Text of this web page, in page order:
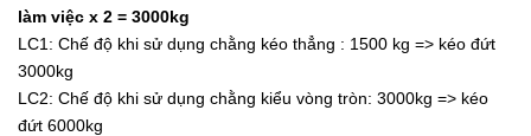
làm việc x 2 = 3000kg
LC1: Chế độ khi sử dụng chằng kéo thẳng : 1500 kg => kéo đứt
3000kg
LC2: Chế độ khi sử dụng chằng kiểu vòng tròn: 3000kg => kéo
đứt 6000kg